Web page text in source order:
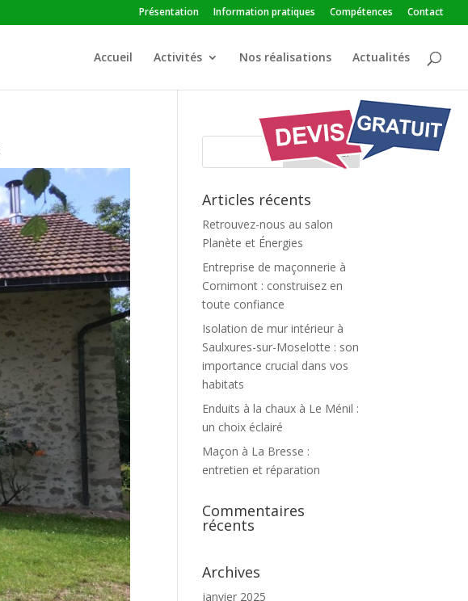
Présentation Information pratiques Compétences Contact
Accueil Activités Nos réalisations Actualités
Articles récents
Retrouvez-nous au salon
Planète et Énergies
Entreprise de maçonnerie à
Cornimont : construisez en
toute confiance
Isolation de mur intérieur à
Saulxures-sur-Moselotte : son
importance crucial dans vos
habitats
Enduits à la chaux à Le Ménil :
un choix éclairé
Maçon à La Bresse :
entretien et réparation
Commentaires
récents
Archives
janvier 2025